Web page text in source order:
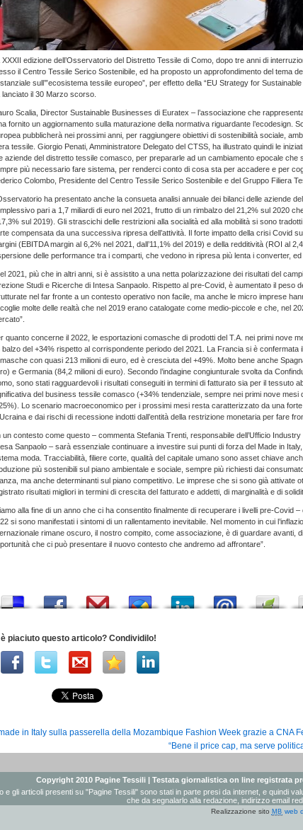
XXXII edizione dell’Osservatorio del Distretto Tessile di Como, dopo tre anni di
il Centro Tessile Serico Sostenibile, ed ha proposto un approfondimento del tema
sull’”ecosistema tessile europeo”, per effetto della “EU Strategy for
lanciato il 30 Marzo scorso.
Scalia, Director Sustainable Businesses di Euratex – l’associazione che
fornito un aggiornamento sulla maturazione della normativa riguardante l’ecodesign.
pubblicherà nei prossimi anni, per raggiungere obiettivi di sostenibilità sociale,
tessile. Giorgio Penati, Amministratore Delegato del CTSS, ha illustrato quindi le
aziende del distretto tessile comasco, per prepararle ad un cambiamento epocale che
più necessario fare sistema, per renderci conto di cosa sta per accadere e per
Colombo, Presidente del Centro Tessile Serico Sostenibile e del Gruppo Filiera
ha presentato anche la consueta analisi annuale dei bilanci delle aziende
pari a 1,7 miliardi di euro nel 2021, frutto di un rimbalzo del 21,2% sul 2020
sul 2019). Gli strascichi delle restrizioni alla socialità ed alla mobilità si sono
compensata da una successiva ripresa dell’attività. Il forte impatto della crisi Covid
(EBITDA margin al 6,2% nel 2021, dall’11,1% del 2019) e della redditività (ROI al
delle performance tra i comparti, che vedono in ripresa più lenta i converter, ed
2021, più che in altri anni, si è assistito a una netta polarizzazione dei risultati del
Studi e Ricerche di Intesa Sanpaolo. Rispetto al pre-Covid, è aumentato il peso
nel far fronte a un contesto operativo non facile, ma anche le micro imprese
molte delle realtà che nel 2019 erano catalogate come medio-piccole e che, nel
quanto concerne il 2022, le esportazioni comasche di prodotti del T.A. nei primi nove
balzo del +34% rispetto al corrispondente periodo del 2021. La Francia si è confermata
con quasi 213 milioni di euro, ed è cresciuta del +49%. Molto bene anche
e Germania (84,2 milioni di euro). Secondo l’indagine congiunturale svolta da
sono stati ragguardevoli i risultati conseguiti in termini di fatturato sia per il tessuto
del business tessile comasco (+34% tendenziale, sempre nei primi nove mesi
Lo scenario macroeconomico per i prossimi mesi resta caratterizzato da una
e dai rischi di recessione indotti dall’entità della restrizione monetaria per fare
un contesto come questo – commenta Stefania Trenti, responsabile dell’Ufficio
Sanpaolo – sarà essenziale continuare a investire sui punti di forza del Made in
moda. Tracciabilità, filiere corte, qualità del capitale umano sono asset chiave
più sostenibili sul piano ambientale e sociale, sempre più richiesti dai
ma anche determinanti sul piano competitivo. Le imprese che si sono già attivate
risultati migliori in termini di crescita del fatturato e addetti, di marginalità e di
alla fine di un anno che ci ha consentito finalmente di recuperare i livelli pre-Covid
si sono manifestati i sintomi di un rallentamento inevitabile. Nel momento in cui
rimane oscuro, il nostro compito, come associazione, è di guardare avanti,
che ci può presentare il nuovo contesto che andremo ad affrontare”.
è piaciuto questo articolo? Condividilo!
made in Italy sulla passerella della Mozambique Fashion Week grazie a CNA
“Bene il price cap, ma serve
Copyright 2010 Pagine Tessili | Testata giornalistica on line registrata
e gli articoli presenti su "Pagine Tessili" sono stati in parte presi da internet, e quindi
che da segnalarlo alla redazione, indirizzo email
Realizzazione sito MB web